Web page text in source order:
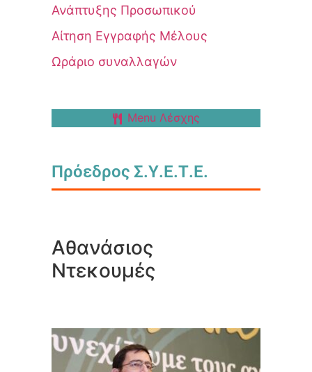
Ανάπτυξης Προσωπικού
Αίτηση Εγγραφής Μέλους
Ωράριο συναλλαγών
Menu Λέσχης
Πρόεδρος Σ.Υ.Ε.Τ.Ε.
Αθανάσιος
Ντεκουμές